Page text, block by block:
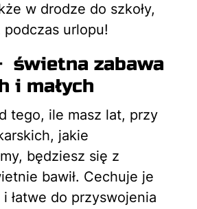
w drodze do szkoły,
urlopu!
świetna zabawa
i małych
tego, ile masz lat, przy
jakie
będziesz się z
bawił. Cechuje je
łatwe do przyswojenia